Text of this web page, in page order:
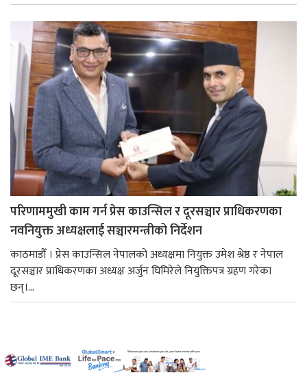
परिणाममुखी काम गर्न प्रेस काउन्सिल र दूरसञ्चार प्राधिकरणका
नवनियुक्त अध्यक्षलाई सञ्चारमन्त्रीको निर्देशन
काठमाडौँ । प्रेस काउन्सिल नेपालको अध्यक्षमा नियुक्त उमेश श्रेष्ठ र नेपाल
दूरसञ्चार प्राधिकरणका अध्यक्ष अर्जुन घिमिरेले नियुक्तिपत्र ग्रहण गरेका
छन्।...